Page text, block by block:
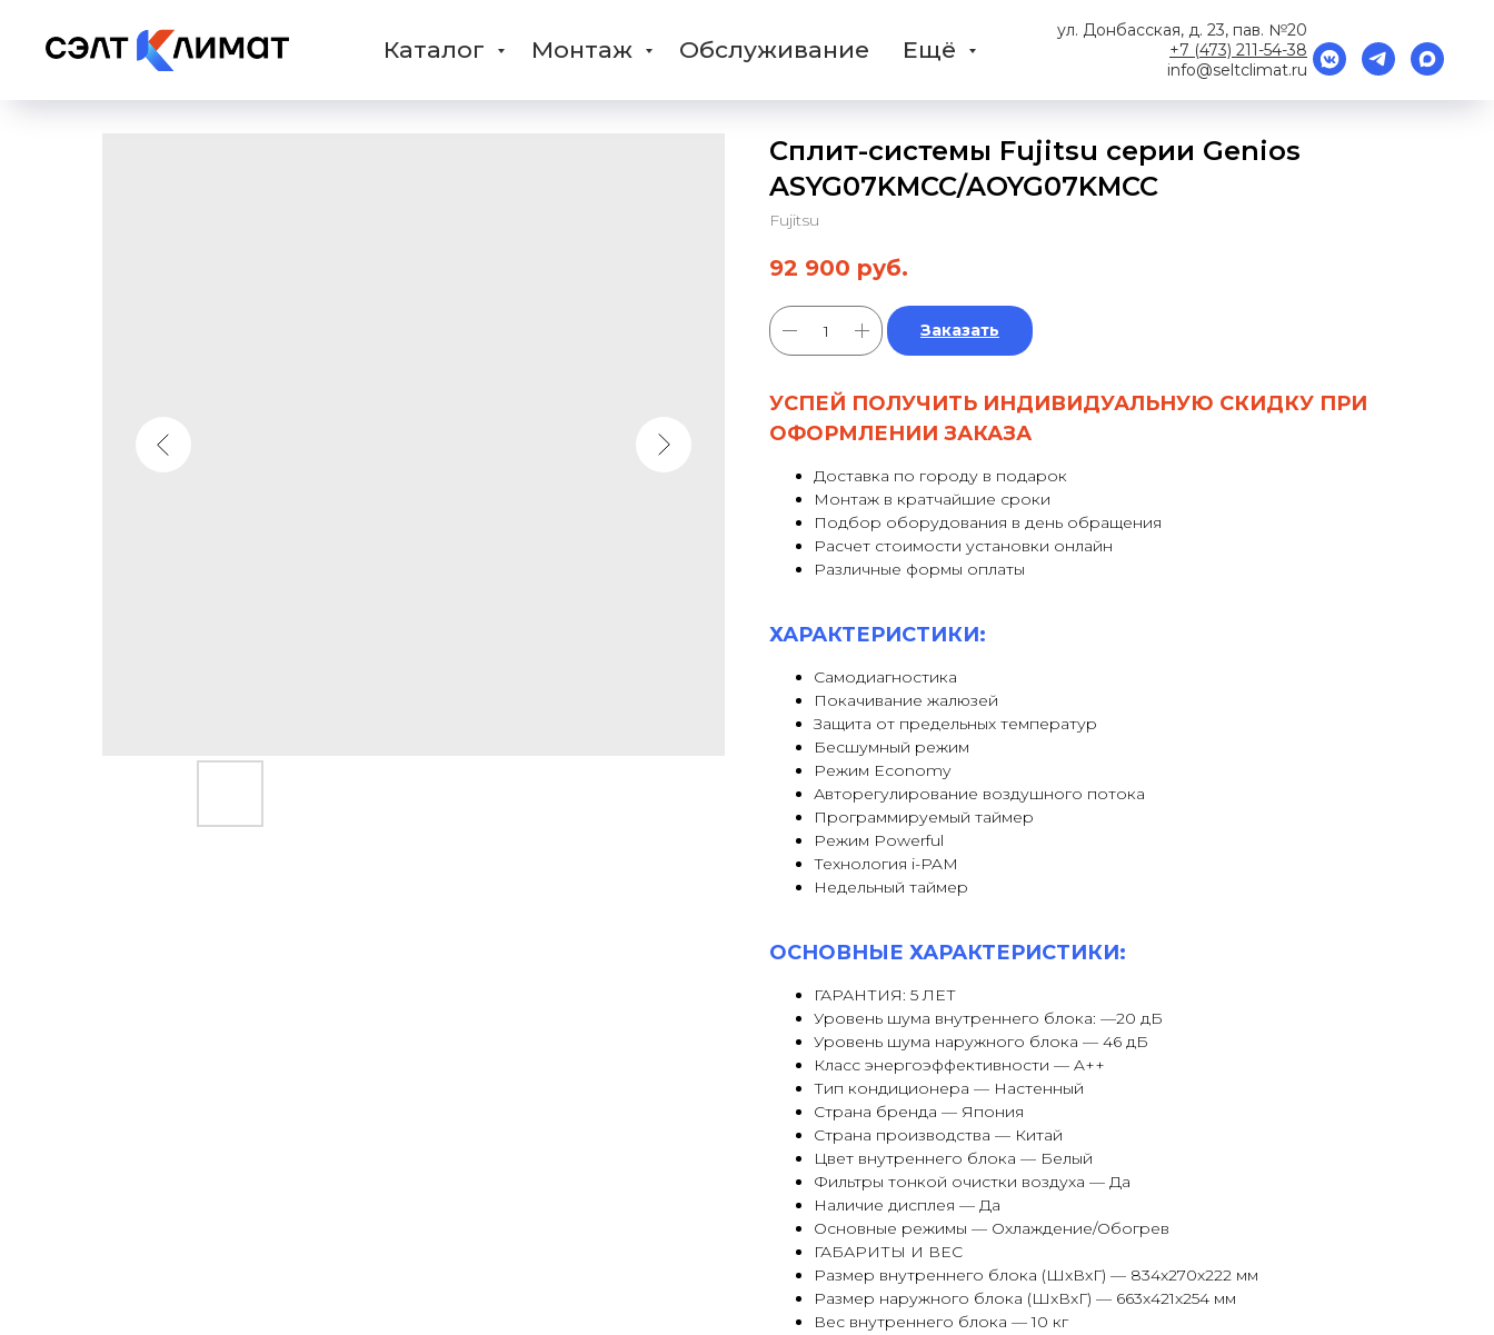
Каталог Монтаж Обслуживание Ещё
ул. Донбасская, д. 23, пав. №20
+7 (473) 211-54-38
info@seltclimat.ru
Сплит-системы Fujitsu серии Genios
ASYG07KMCC/AOYG07KMCC
Fujitsu
92 900 руб.
Заказать
УСПЕЙ ПОЛУЧИТЬ ИНДИВИДУАЛЬНУЮ СКИДКУ ПРИ
ОФОРМЛЕНИИ ЗАКАЗА
Доставка по городу в подарок
Монтаж в кратчайшие сроки
Подбор оборудования в день обращения
Расчет стоимости установки онлайн
Различные формы оплаты
ХАРАКТЕРИСТИКИ:
Самодиагностика
Покачивание жалюзей
Защита от предельных температур
Бесшумный режим
Режим Economy
Авторегулирование воздушного потока
Программируемый таймер
Режим Powerful
Технология i-PAM
Недельный таймер
ОСНОВНЫЕ ХАРАКТЕРИСТИКИ:
ГАРАНТИЯ: 5 ЛЕТ
Уровень шума внутреннего блока: —20 дБ
Уровень шума наружного блока — 46 дБ
Класс энергоэффективности — A++
Тип кондиционера — Настенный
Страна бренда — Япония
Страна производства — Китай
Цвет внутреннего блока — Белый
Фильтры тонкой очистки воздуха — Да
Наличие дисплея — Да
Основные режимы — Охлаждение/Обогрев
ГАБАРИТЫ И ВЕС
Размер внутреннего блока (ШxВxГ) — 834x270x222 мм
Размер наружного блока (ШxВxГ) — 663x421x254 мм
Вес внутреннего блока — 10 кг